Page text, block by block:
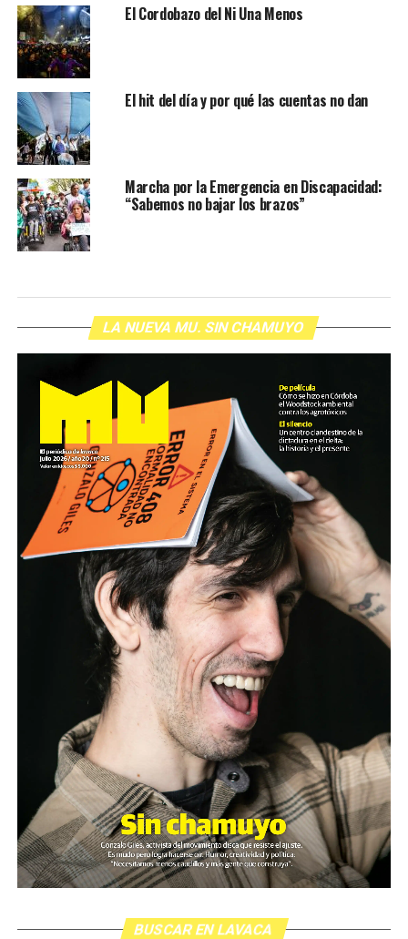
El Cordobazo del Ni Una Menos
El hit del día y por qué las cuentas no dan
Marcha por la Emergencia en Discapacidad:
“Sabemos no bajar los brazos”
LA NUEVA MU. SIN CHAMUYO
BUSCAR EN LAVACA